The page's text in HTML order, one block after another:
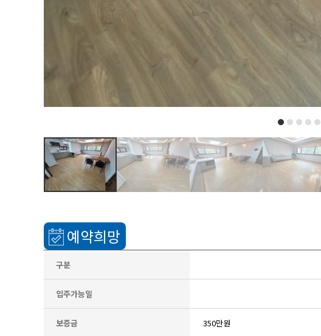
예약희망
구분
입주가능일
보증금 350만원